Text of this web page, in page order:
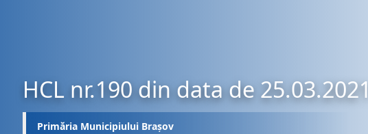
HCL nr.190 din data de 25.03.2021
Primăria Municipiului Brașov